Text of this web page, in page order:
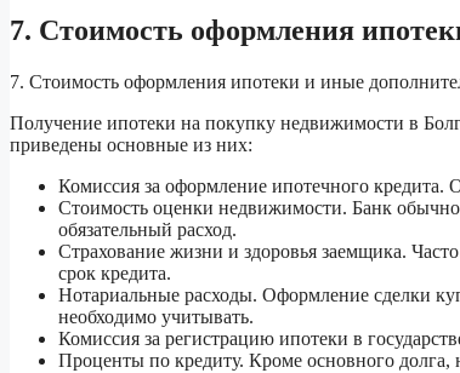
7. Стоимость оформления
7. Стоимость оформления ипотеки и иные
Получение ипотеки на покупку недвижимости в
приведены основные из них:
Комиссия за оформление ипотечного кредита.
Стоимость оценки недвижимости. Банк обычно
обязательный расход.
Страхование жизни и здоровья заемщика.
срок кредита.
Нотариальные расходы. Оформление сделки
необходимо учитывать.
Комиссия за регистрацию ипотеки в
Проценты по кредиту. Кроме основного долга,